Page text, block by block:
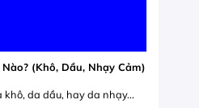
(Khô, Dầu, Nhạy Cảm)
khô, da dầu, hay da nhạy...